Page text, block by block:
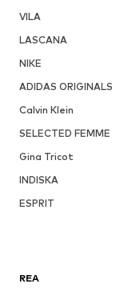
VILA
LASCANA
NIKE
ADIDAS ORIGINALS
Calvin Klein
SELECTED FEMME
Gina Tricot
INDISKA
ESPRIT
REA